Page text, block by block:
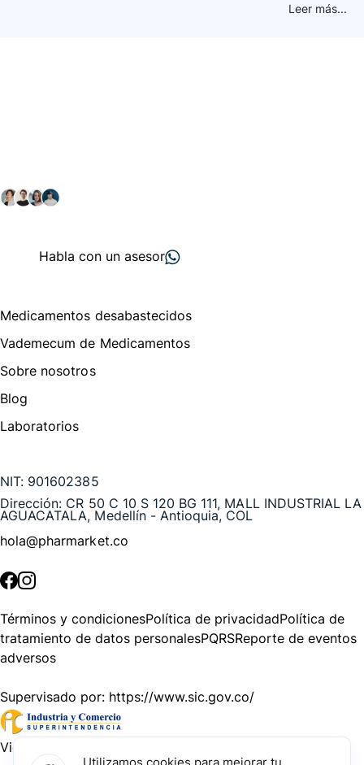
Leer más...
Habla con un asesor
Medicamentos desabastecidos
Vademecum de Medicamentos
Sobre nosotros
Blog
Laboratorios
NIT: 901602385
Dirección: CR 50 C 10 S 120 BG 111, MALL INDUSTRIAL LA
AGUACATALA, Medellín - Antioquia, COL
hola@pharmarket.co
Términos y condicionesPolítica de privacidadPolítica de
tratamiento de datos personalesPQRSReporte de eventos
adversos
Supervisado por: https://www.sic.gov.co/
Vigilado por: